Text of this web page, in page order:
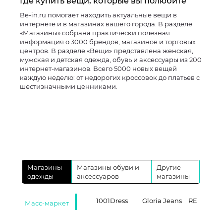
Be-in.ru помогает находить актуальные вещи в
интернете и в магазинах вашего города. В разделе
«Магазины» собрана практически полезная
информация о 3000 брендов, магазинов и торговых
центров. В разделе «Вещи» представлена женская,
мужская и детская одежда, обувь и аксессуары из 200
интернет-магазинов. Всего 5000 новых вещей
каждую неделю: от недорогих кроссовок до платьев с
шестизначными ценниками.
Магазины
одежды
Магазины обуви и
аксессуаров
Другие
магазины
Масс-маркет
1001Dress
Gloria Jeans
RE